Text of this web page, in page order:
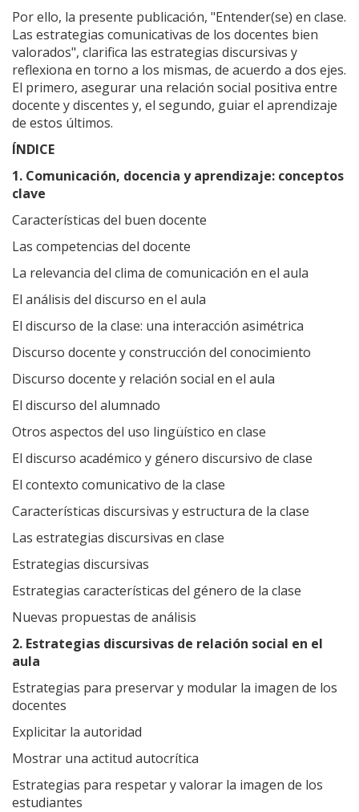
Por ello, la presente publicación, "Entender(se) en clase.
Las estrategias comunicativas de los docentes bien
valorados", clarifica las estrategias discursivas y
reflexiona en torno a los mismas, de acuerdo a dos ejes.
El primero, asegurar una relación social positiva entre
docente y discentes y, el segundo, guiar el aprendizaje
de estos últimos.
ÍNDICE
1. Comunicación, docencia y aprendizaje: conceptos
clave
Características del buen docente
Las competencias del docente
La relevancia del clima de comunicación en el aula
El análisis del discurso en el aula
El discurso de la clase: una interacción asimétrica
Discurso docente y construcción del conocimiento
Discurso docente y relación social en el aula
El discurso del alumnado
Otros aspectos del uso lingüístico en clase
El discurso académico y género discursivo de clase
El contexto comunicativo de la clase
Características discursivas y estructura de la clase
Las estrategias discursivas en clase
Estrategias discursivas
Estrategias características del género de la clase
Nuevas propuestas de análisis
2. Estrategias discursivas de relación social en el
aula
Estrategias para preservar y modular la imagen de los
docentes
Explicitar la autoridad
Mostrar una actitud autocrítica
Estrategias para respetar y valorar la imagen de los
estudiantes